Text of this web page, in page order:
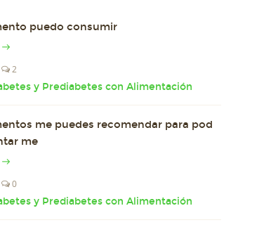
puedo consumir
2
y Prediabetes con Alimentación
me puedes recomendar para pod
me
0
y Prediabetes con Alimentación